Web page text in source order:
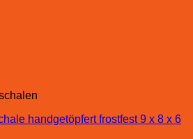
handgetöpfert frostfest 9 x 8 x 6